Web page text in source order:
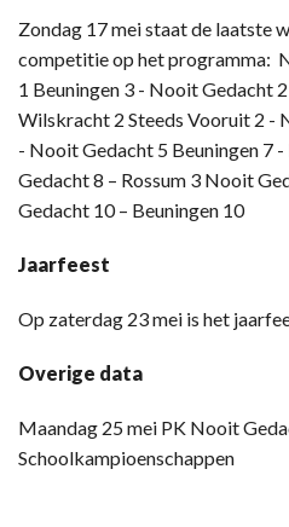
Zondag 17 mei staat de laatste
competitie op het programma:
1 Beuningen 3 - Nooit Gedacht
Wilskracht 2 Steeds Vooruit 2 -
- Nooit Gedacht 5 Beuningen 7
Gedacht 8 – Rossum 3 Nooit
Gedacht 10 – Beuningen 10
Jaarfeest
Op zaterdag 23 mei is het
Overige data
Maandag 25 mei PK Nooit
Schoolkampioenschappen